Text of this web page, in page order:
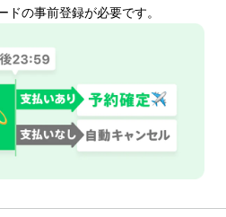
の事前登録が必要です。